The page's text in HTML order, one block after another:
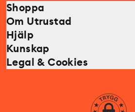
Shoppa
Om Utrustad
Hjälp
Kunskap
Legal & Cookies